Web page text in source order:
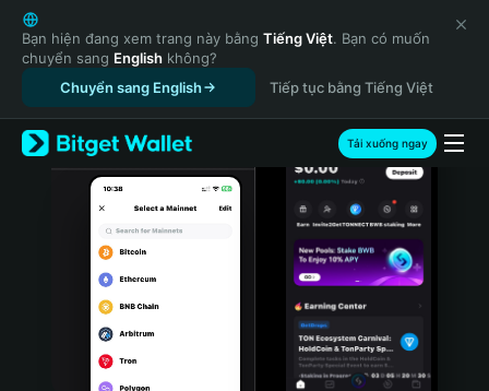
English
日本語
Tiếng Việt
Русский
Español (Latinoamérica)
Türkçe
Italiano
Português (Portugal)
Bahasa Indonesia
Bạn hiện đang xem trang này bằng Tiếng Việt. Bạn có muốn
chuyển sang English không?
Chuyển sang English
Tiếp tục bằng Tiếng Việt
Tải xuống ngay